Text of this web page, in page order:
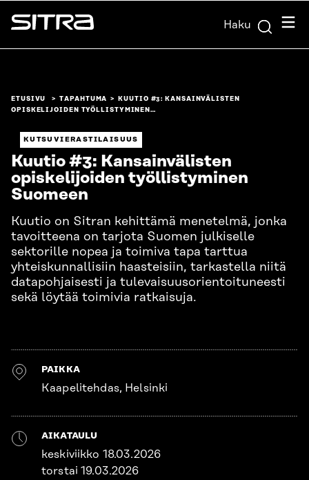
Siirry
suoraan
Sitra Haku
ETUSIVU TAPAHTUMA
KUUTIO #3: KANSAINVÄLISTEN
OPISKELIJOIDEN TYÖLLISTYMINEN…
KUTSUVIERASTILAISUUS
Kuutio #3: Kansainvälisten
opiskelijoiden työllistyminen
Suomeen
Kuutio on Sitran kehittämä menetelmä, jonka
tavoitteena on tarjota Suomen julkiselle
sektorille nopea ja toimiva tapa tarttua
yhteiskunnallisiin haasteisiin, tarkastella niitä
datapohjaisesti ja tulevaisuusorientoituneesti
sekä löytää toimivia ratkaisuja.
PAIKKA
Kaapelitehdas, Helsinki
AIKATAULU
keskiviikko 18.03.2026
torstai 19.03.2026